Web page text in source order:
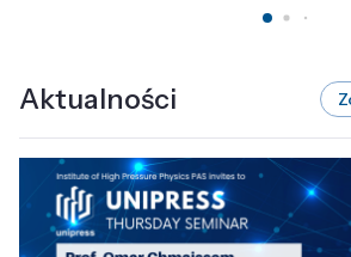
Aktualności